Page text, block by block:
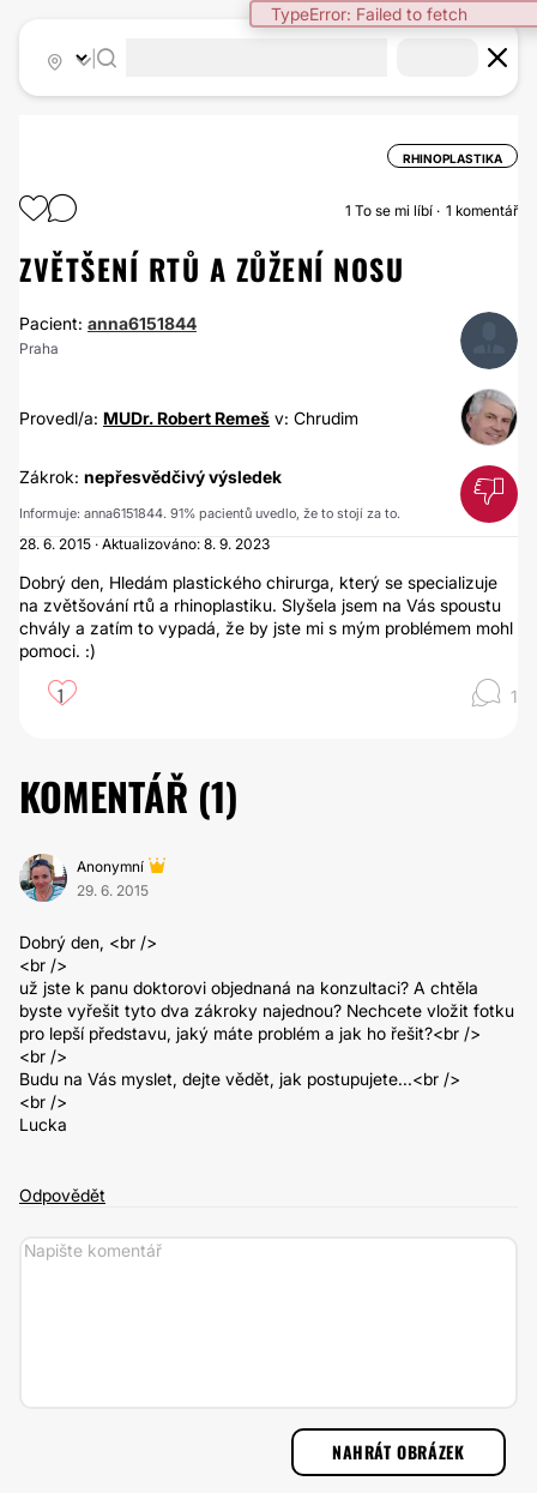
TypeError: Failed to fetch
RHINOPLASTIKA
1 To se mi líbí 1 komentář
ZVĚTŠENÍ RTŮ A ZŮŽENÍ NOSU
Pacient: anna6151844
Praha
Provedl/a: MUDr. Robert Remeš v: Chrudim
Zákrok: nepřesvědčivý výsledek
Informuje: anna6151844. 91% pacientů uvedlo, že to stojí za to.
28. 6. 2015 · Aktualizováno: 8. 9. 2023
Dobrý den, Hledám plastického chirurga, který se specializuje
na zvětšování rtů a rhinoplastiku. Slyšela jsem na Vás spoustu
chvály a zatím to vypadá, že by jste mi s mým problémem mohl
pomoci. :)
1 1
KOMENTÁŘ (1)
Anonymní
29. 6. 2015
Dobrý den, <br />
<br />
už jste k panu doktorovi objednaná na konzultaci? A chtěla
byste vyřešit tyto dva zákroky najednou? Nechcete vložit fotku
pro lepší představu, jaký máte problém a jak ho řešit?<br />
<br />
Budu na Vás myslet, dejte vědět, jak postupujete...<br />
<br />
Lucka
Odpovědět
NAHRÁT OBRÁZEK